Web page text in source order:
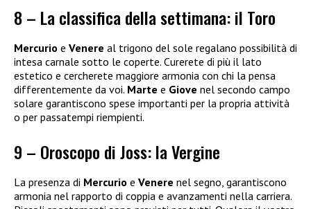
8 – La classifica della settimana: il Toro
Mercurio e Venere al trigono del sole regalano possibilità di
intesa carnale sotto le coperte. Curerete di più il lato
estetico e cercherete maggiore armonia con chi la pensa
differentemente da voi. Marte e Giove nel secondo campo
solare garantiscono spese importanti per la propria attività
o per passatempi riempienti.
9 – Oroscopo di Joss: la Vergine
La presenza di Mercurio e Venere nel segno, garantiscono
armonia nel rapporto di coppia e avanzamenti nella carriera.